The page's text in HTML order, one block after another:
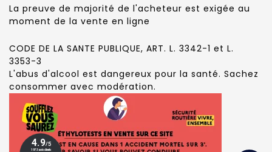
La preuve de majorité de l'acheteur est exigée au
moment de la vente en ligne
CODE DE LA SANTE PUBLIQUE, ART. L. 3342-1 et L.
3353-3
L'abus d'alcool est dangereux pour la santé. Sachez
consommer avec modération.